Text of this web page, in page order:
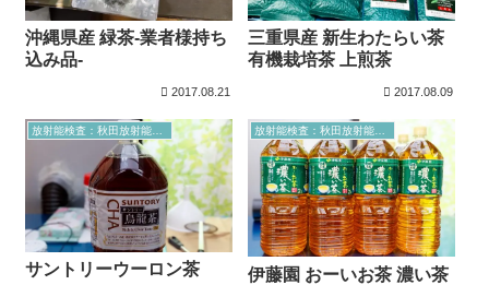
沖縄県産 緑茶-業者様持ち
込み品-
2017.08.21
三重県産 新生わたらい茶
有機栽培茶 上煎茶
2017.08.09
放射能検査：秋田放射能測定室より
サントリーウーロン茶
放射能検査：秋田放射能測定室より
伊藤園 おーいお茶 濃い茶